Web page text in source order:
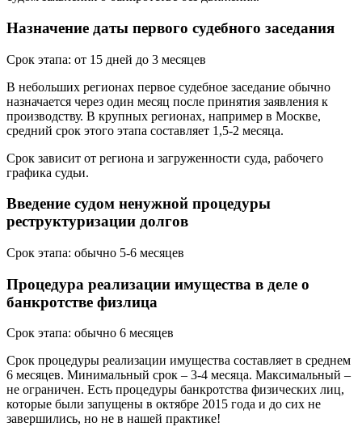
Назначение даты первого судебного заседания
Срок этапа: от 15 дней до 3 месяцев
В небольших регионах первое судебное заседание обычно
назначается через один месяц после принятия заявления к
производству. В крупных регионах, например в Москве,
средний срок этого этапа составляет 1,5-2 месяца.
Срок зависит от региона и загруженности суда, рабочего
графика судьи.
Введение судом ненужной процедуры
реструктуризации долгов
Срок этапа: обычно 5-6 месяцев
Процедура реализации имущества в деле о
банкротстве физлица
Срок этапа: обычно 6 месяцев
Срок процедуры реализации имущества составляет в среднем
6 месяцев. Минимальный срок – 3-4 месяца. Максимальный –
не ограничен. Есть процедуры банкротства физических лиц,
которые были запущены в октябре 2015 года и до сих не
завершились, но не в нашей практике!